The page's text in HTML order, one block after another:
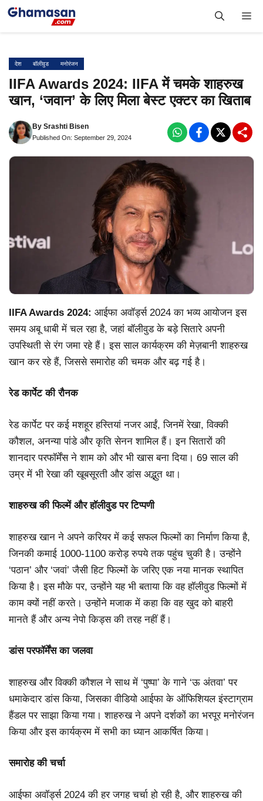
Skip
देश बॉलीवुड मनोरंजन
IIFA Awards 2024: IIFA में चमके शाहरुख
खान, ‘जवान’ के लिए मिला बेस्ट एक्टर का खिताब
By Srashti Bisen
Published On: September 29, 2024
IIFA Awards 2024: आईफा अवॉर्ड्स 2024 का भव्य आयोजन इस
समय अबू धाबी में चल रहा है, जहां बॉलीवुड के बड़े सितारे अपनी
उपस्थिती से रंग जमा रहे हैं। इस साल कार्यक्रम की मेज़बानी शाहरुख
खान कर रहे हैं, जिससे समारोह की चमक और बढ़ गई है।
रेड कार्पेट की रौनक
रेड कार्पेट पर कई मशहूर हस्तियां नजर आईं, जिनमें रेखा, विक्की
कौशल, अनन्या पांडे और कृति सेनन शामिल हैं। इन सितारों की
शानदार परफॉर्मेंस ने शाम को और भी खास बना दिया। 69 साल की
उम्र में भी रेखा की खूबसूरती और डांस अद्भुत था।
शाहरुख की फिल्में और हॉलीवुड पर टिप्पणी
शाहरुख खान ने अपने करियर में कई सफल फिल्मों का निर्माण किया है,
जिनकी कमाई 1000-1100 करोड़ रुपये तक पहुंच चुकी है। उन्होंने
‘पठान’ और ‘जवां’ जैसी हिट फिल्मों के जरिए एक नया मानक स्थापित
किया है। इस मौके पर, उन्होंने यह भी बताया कि वह हॉलीवुड फिल्मों में
काम क्यों नहीं करते। उन्होंने मजाक में कहा कि वह खुद को बाहरी
मानते हैं और अन्य नेपो किड्स की तरह नहीं हैं।
डांस परफॉर्मेंस का जलवा
शाहरुख और विक्की कौशल ने साथ में ‘पुष्पा’ के गाने ‘ऊ अंतवा’ पर
धमाकेदार डांस किया, जिसका वीडियो आईफा के ऑफिशियल इंस्टाग्राम
हैंडल पर साझा किया गया। शाहरुख ने अपने दर्शकों का भरपूर मनोरंजन
किया और इस कार्यक्रम में सभी का ध्यान आकर्षित किया।
समारोह की चर्चा
आईफा अवॉर्ड्स 2024 की हर जगह चर्चा हो रही है, और शाहरुख की